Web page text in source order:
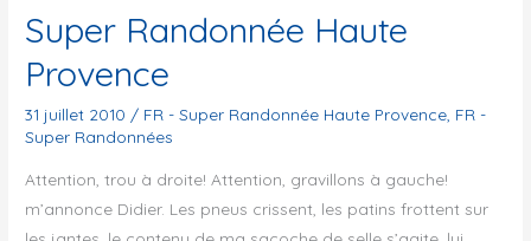
Haute
Provence
Super Randonnée Haute
Provence
31 juillet 2010 / FR - Super Randonnée Haute Provence FR -
Super Randonnées
Attention, trou à droite! Attention, gravillons à gauche!
m’annonce Didier. Les pneus crissent, les patins frottent sur